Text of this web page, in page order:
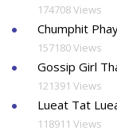
174708 Views
Chumphit
157180 Views
Gossip Girl
121391 Views
Lueat Tat
118911 Views